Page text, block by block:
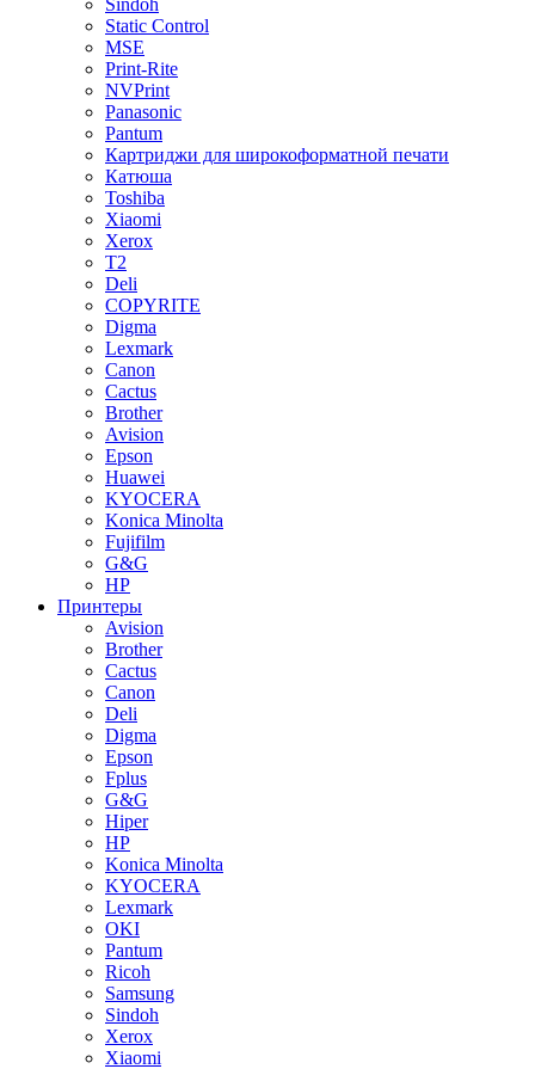
Sindoh
Static Control
MSE
Print-Rite
NVPrint
Panasonic
Pantum
Картриджи для широкоформатной печати
Катюша
Toshiba
Xiaomi
Xerox
T2
Deli
COPYRITE
Digma
Lexmark
Canon
Cactus
Brother
Avision
Epson
Huawei
KYOCERA
Konica Minolta
Fujifilm
G&G
HP
Принтеры
Avision
Brother
Cactus
Canon
Deli
Digma
Epson
Fplus
G&G
Hiper
HP
Konica Minolta
KYOCERA
Lexmark
OKI
Pantum
Ricoh
Samsung
Sindoh
Xerox
Xiaomi